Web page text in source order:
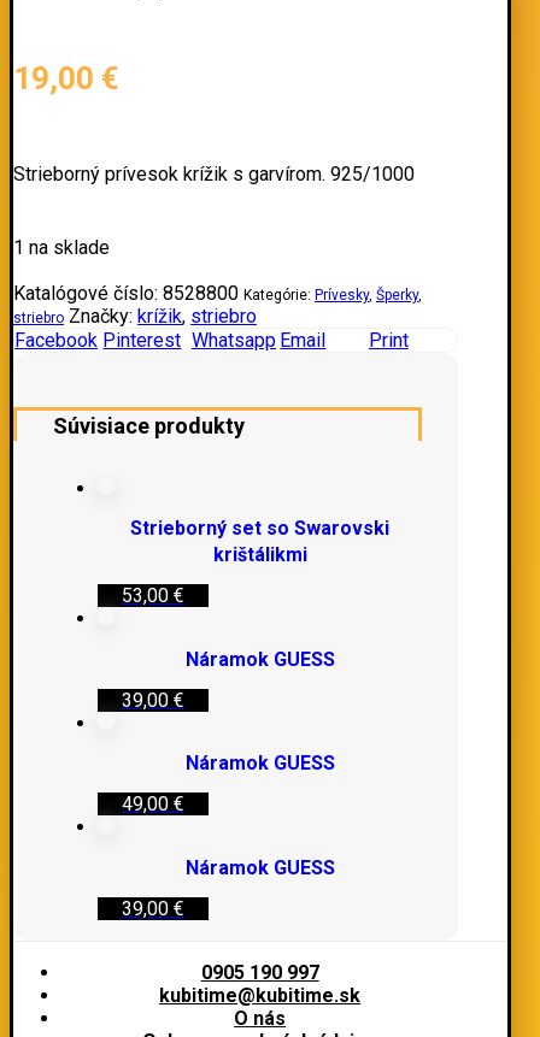
19,00 €
Strieborný prívesok krížik s garvírom. 925/1000
1 na sklade
Katalógové číslo: 8528800 Kategórie: Prívesky, Šperky,
striebro Značky: krížik, striebro
Facebook Pinterest Whatsapp Email Print
Súvisiace produkty
Strieborný set so Swarovski
krištálikmi
53,00 €
Náramok GUESS
39,00 €
Náramok GUESS
49,00 €
Náramok GUESS
39,00 €
0905 190 997
kubitime@kubitime.sk
O nás